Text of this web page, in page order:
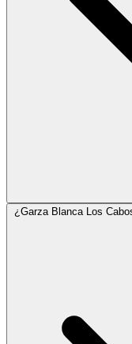
¿Garza Blanca Los